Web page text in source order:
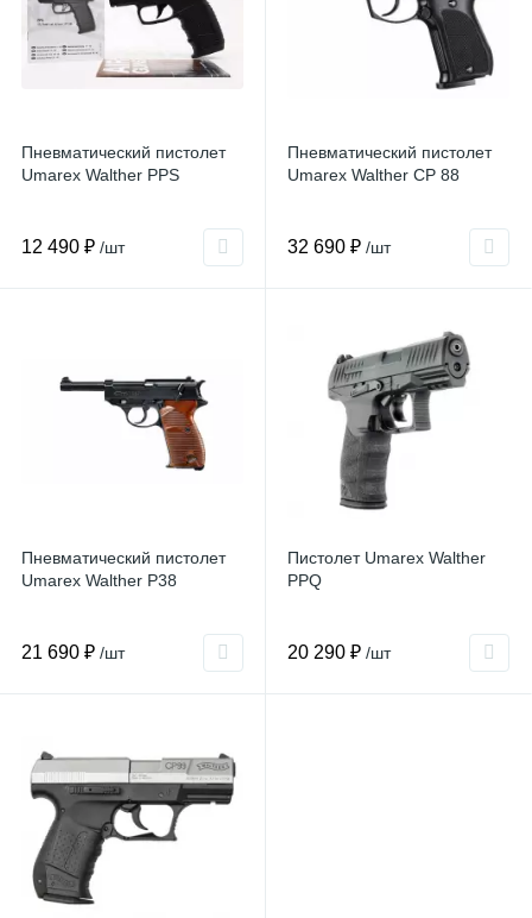
Пневматический пистолет
Umarex Walther PPS
12 490 ₽ /шт
Пневматический пистолет
Umarex Walther CP 88
32 690 ₽ /шт
Пневматический пистолет
Umarex Walther P38
21 690 ₽ /шт
Пистолет Umarex Walther
PPQ
20 290 ₽ /шт